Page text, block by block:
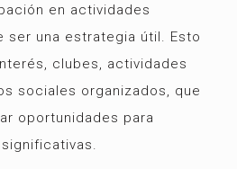
en actividades
ser una estrategia útil. Esto
clubes, actividades
sociales organizados, que
oportunidades para